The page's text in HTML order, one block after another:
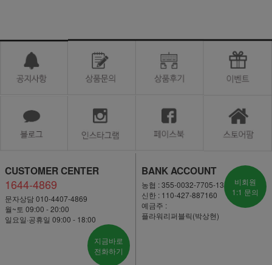
CUSTOMER CENTER
1644-4869
문자상담 010-4407-4869
월~토 09:00 - 20:00
일요일·공휴일 09:00 - 18:00
지금바로
전화하기
BANK ACCOUNT
농협 : 355-0032-7705-13
신한 : 110-427-887160
예금주 :
플라워리퍼블릭(박상현)
비회원
1:1 문의